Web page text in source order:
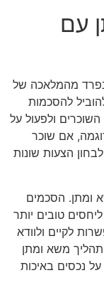
עם
נפרד מהמלאכה של
להסכמות
ולפעול על
אם שוכר
הצעות שונות
ומתן. הסכמים
ליחסים טובים יותר
לקיים ולוודא
משא ומתן
נכסים באיכות